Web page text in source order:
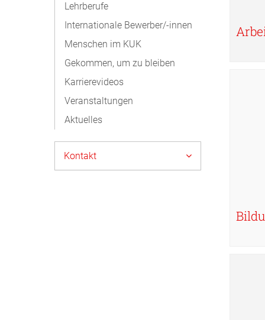
Lehrberufe
Internationale Bewerber/-innen
Menschen im KUK
Gekommen, um zu bleiben
Karrierevideos
Veranstaltungen
Aktuelles
Kontakt